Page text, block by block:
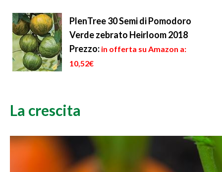
PlenTree 30 Semi di Pomodoro
Verde zebrato Heirloom 2018
Prezzo: in offerta su Amazon a:
10,52€
La crescita